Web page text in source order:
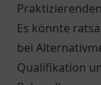
Es könnte
bei
Qualifikation